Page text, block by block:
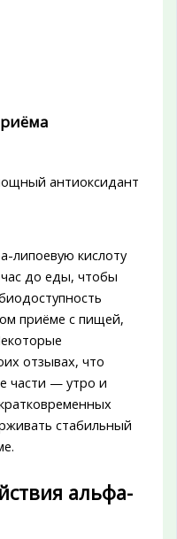
липоевую кислоту
до еды, чтобы
приёме с пищей,
отзывах, что
части — утро и
стабильный
альфа-